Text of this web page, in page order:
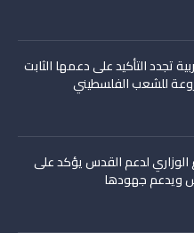
تجدد التأكيد على دعمها الثابت
للشعب الفلسطيني
الوزاري لدعم القدس يؤكد على
ويدعم جهودها